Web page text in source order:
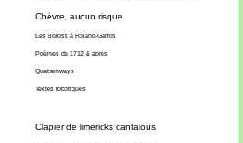
Chèvre, aucun risque
Les Boloss à Roland-Garros
Poèmes de 1712 & après
Quatramways
Textes robotiques
Clapier de limericks cantalous